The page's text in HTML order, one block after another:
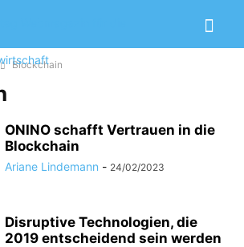
Blockchain
ONINO schafft Vertrauen in die
Blockchain
Ariane Lindemann - 24/02/2023
Disruptive Technologien, die
2019 entscheidend sein werden